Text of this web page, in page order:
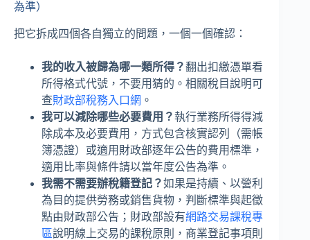
為準）
把它拆成四個各自獨立的問題，一個一個確認：
我的收入被歸為哪一類所得？翻出扣繳憑單看
所得格式代號，不要用猜的。相關稅目說明可
查財政部稅務入口網 。
我可以減除哪些必要費用？執行業務所得得減
除成本及必要費用，方式包含核實認列（需帳
簿憑證）或適用財政部逐年公告的費用標準，
適用比率與條件請以當年度公告為準。
我需不需要辦稅籍登記？如果是持續、以營利
為目的提供勞務或銷售貨物，判斷標準與起徵
點由財政部公告；財政部設有網路交易課稅專
區說明線上交易的課稅原則，商業登記事項則